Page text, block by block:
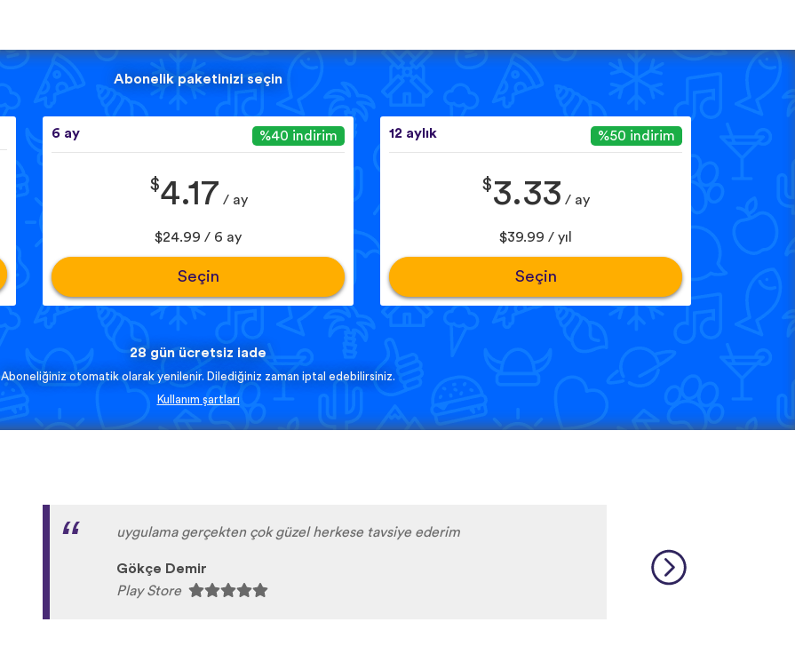
Abonelik paketinizi seçin
6 ay %40 indirim
$4.17 / ay
$24.99 / 6 ay
Seçin
12 aylık %50 indirim
$3.33 / ay
$39.99 / yıl
Seçin
28 gün ücretsiz iade
Aboneliğiniz otomatik olarak yenilenir. Dilediğiniz zaman iptal edebilirsiniz.
Kullanım şartları
uygulama gerçekten çok güzel herkese tavsiye ederim
Gökçe Demir
Play Store